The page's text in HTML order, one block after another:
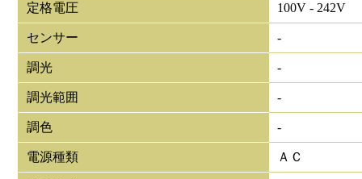
定格電圧 100V - 242V
センサー -
調光 -
調光範囲 -
調色 -
電源種類 ＡＣ